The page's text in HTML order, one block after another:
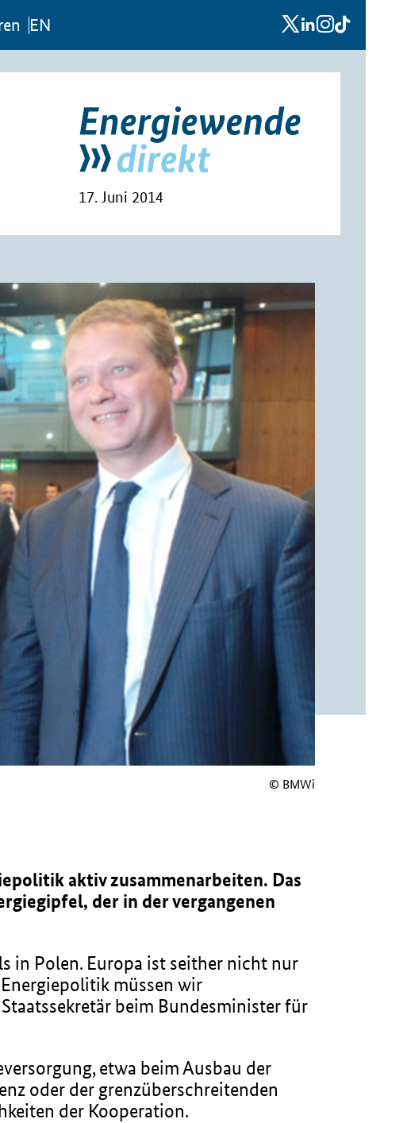
EN x linkedin
instagram
17. Juni 2014
© BMWi
aktiv zusammenarbeiten. Das
der in der vergangenen
in Polen. Europa ist seither nicht nur
müssen wir
beim Bundesminister für
etwa beim Ausbau der
oder der grenzüberschreitenden
der Kooperation.